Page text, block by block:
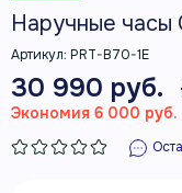
Наручные часы
Артикул: PRT-B70-1E
30 990 руб.
Экономия 6 000 руб.